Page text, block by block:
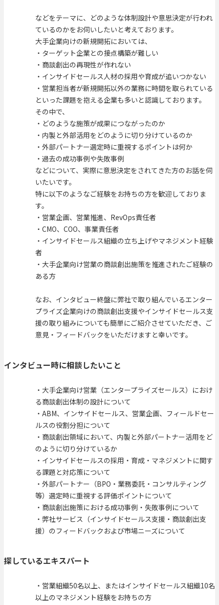
などをテーマに、どのような体制設計や意思決定が行われ
ているのかをお伺いしたいと考えております。
大手企業向けの新規開拓においては、
・ターゲット企業との接点構築が難しい
・商談創出の再現性が作れない
・インサイドセールス人材の採用や育成が追いつかない
・営業担当者が新規開拓以外の業務に時間を取られている
といった課題を抱える企業も多いと認識しております。
その中で、
・どのような施策が成果につながったのか
・内製と外部活用をどのように切り分けているのか
・外部パートナー選定時に重視するポイントは何か
・過去の成功事例や失敗事例
などについて、実際に意思決定をされてきた方のお話を伺
いたいです。
特に以下のようなご経験をお持ちの方を歓迎しておりま
す。
・営業企画、営業推進、RevOps責任者
・CMO、COO、事業責任者
・インサイドセールス組織の立ち上げやマネジメント経験
者
・大手企業向け営業の商談創出施策を推進されたご経験の
ある方
なお、インタビュー終盤に弊社で取り組んでいるエンター
プライズ企業向けの商談創出支援やインサイドセールス支
援の取り組みについても簡単にご紹介させていただき、ご
意見・フィードバックをいただけますと幸いです。
インタビュー時に相談したいこと
・大手企業向け営業（エンタープライズセールス）におけ
る商談創出体制の設計について
・ABM、インサイドセールス、営業企画、フィールドセー
ルスの役割分担について
・商談創出領域において、内製と外部パートナー活用をど
のように切り分けているか
・インサイドセールスの採用・育成・マネジメントに関す
る課題と対応策について
・外部パートナー（BPO・業務委託・コンサルティング
等）選定時に重視する評価ポイントについて
・商談創出施策における成功事例・失敗事例について
・弊社サービス（インサイドセールス支援・商談創出支
援）のフィードバックおよび市場ニーズについて
探しているエキスパート
・営業組織50名以上、またはインサイドセールス組織10名
以上のマネジメント経験をお持ちの方